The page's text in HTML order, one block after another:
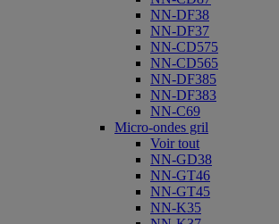
NN-DF38
NN-DF37
NN-CD575
NN-CD565
NN-DF385
NN-DF383
NN-C69
Micro-ondes gril
Voir tout
NN-GD38
NN-GT46
NN-GT45
NN-K35